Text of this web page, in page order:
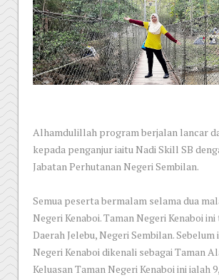
Alhamdulillah program berjalan lancar
kepada penganjur iaitu Nadi Skill SB
Jabatan Perhutanan Negeri Sembilan.
Semua peserta bermalam selama dua
Negeri Kenaboi. Taman Negeri Kenaboi
Daerah Jelebu, Negeri Sembilan. Sebelum
Negeri Kenaboi dikenali sebagai Taman
Keluasan Taman Negeri Kenaboi ini ialah